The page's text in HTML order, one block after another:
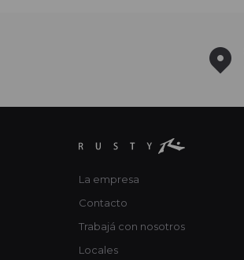
La empresa
Contacto
Trabajá con nosotros
Locales